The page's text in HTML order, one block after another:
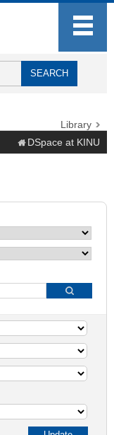
Library
DSpace at KINU